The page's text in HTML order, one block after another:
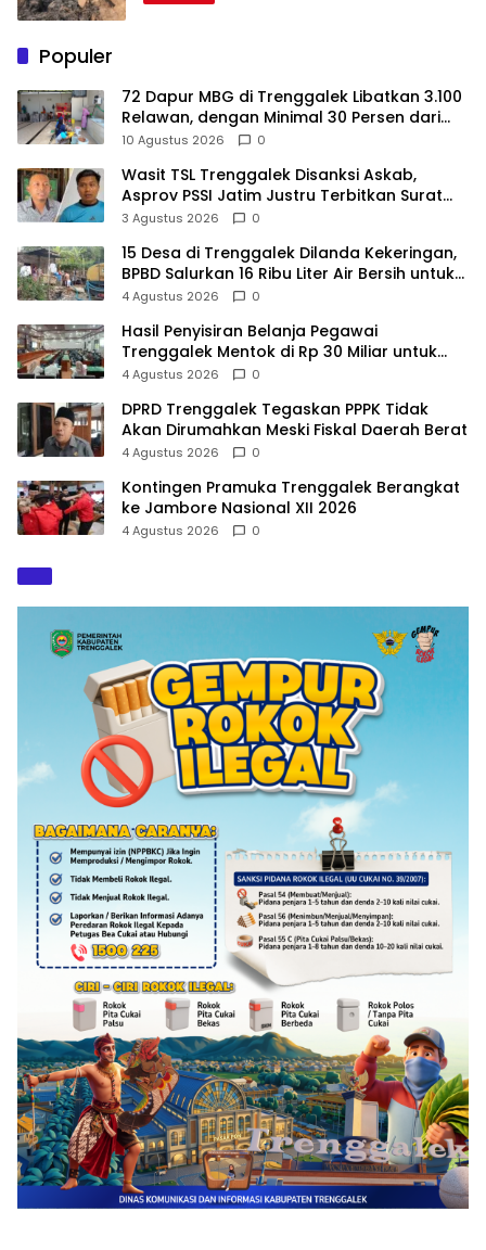
Populer
72 Dapur MBG di Trenggalek Libatkan 3.100
Relawan, dengan Minimal 30 Persen dari
Desil 1 dan 2
10 Agustus 2026 0
Wasit TSL Trenggalek Disanksi Askab,
Asprov PSSI Jatim Justru Terbitkan Surat
Tugas di Hari yang Sama
3 Agustus 2026 0
15 Desa di Trenggalek Dilanda Kekeringan,
BPBD Salurkan 16 Ribu Liter Air Bersih untuk
900 Warga
4 Agustus 2026 0
Hasil Penyisiran Belanja Pegawai
Trenggalek Mentok di Rp 30 Miliar untuk
Infrastruktur
4 Agustus 2026 0
DPRD Trenggalek Tegaskan PPPK Tidak
Akan Dirumahkan Meski Fiskal Daerah Berat
4 Agustus 2026 0
Kontingen Pramuka Trenggalek Berangkat
ke Jambore Nasional XII 2026
4 Agustus 2026 0